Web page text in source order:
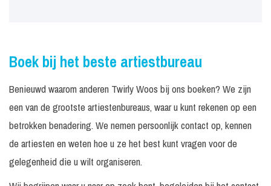
Boek bij het beste artiestbureau
Benieuwd waarom anderen Twirly Woos bij ons boeken? We zijn
een van de grootste artiestenbureaus, waar u kunt rekenen op een
betrokken benadering. We nemen persoonlijk contact op, kennen
de artiesten en weten hoe u ze het best kunt vragen voor de
gelegenheid die u wilt organiseren.